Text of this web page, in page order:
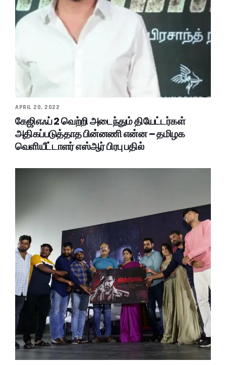
APRIL 20, 2022
கேஜிஎஃப் 2 வெற்றி அடைந்தும் தியேட்டர்கள்
அதிகப்படுத்தாத பின்னணி என்ன – தமிழக
வெளியீட்டாளர் எஸ்ஆர் பிரபு பதில்